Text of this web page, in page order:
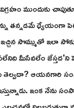
ముందుకు
ధ్యేయంగా
సొమ్ముతో ఇలా
మీసేవలేం జేస్తద'ని
తెల్వదా?
ఇంక నేను